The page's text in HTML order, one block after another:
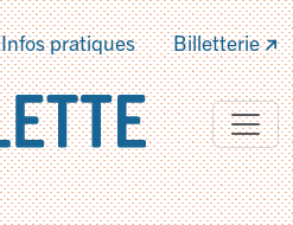
Infos pratiques Billetterie